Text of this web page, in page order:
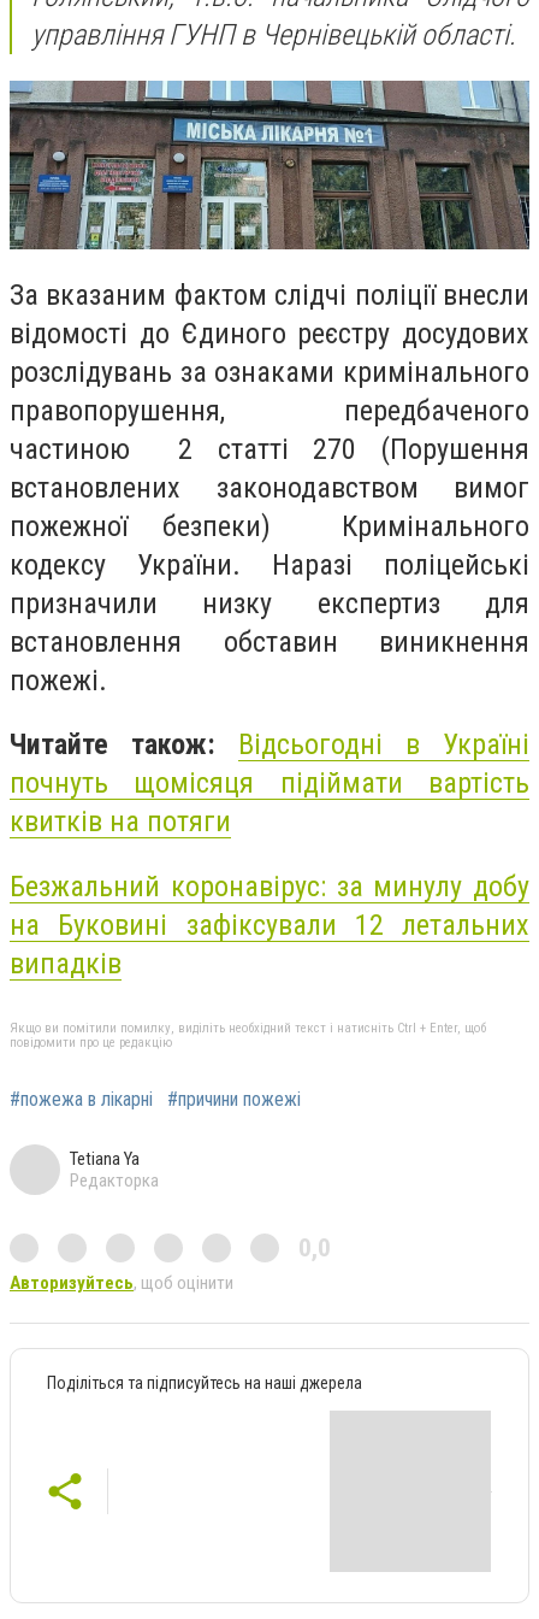
управління ГУНП в Чернівецькій області.
За вказаним фактом слідчі поліції внесли
відомості до Єдиного реєстру досудових
розслідувань за ознаками кримінального
правопорушення, передбаченого
частиною 2 статті 270 (Порушення
встановлених законодавством вимог
пожежної безпеки) Кримінального
кодексу України. Наразі поліцейські
призначили низку експертиз для
встановлення обставин виникнення
пожежі.
Читайте також: Відсьогодні в Україні
почнуть щомісяця підіймати вартість
квитків на потяги
Безжальний коронавірус: за минулу добу
на Буковині зафіксували 12 летальних
випадків
Якщо ви помітили помилку, виділіть необхідний текст і натисніть Ctrl + Enter, щоб
повідомити про це редакцію
#пожежа в лікарні #причини пожежі
Tetiana Ya
Редакторка
0,0
Авторизуйтесь, щоб оцінити
Поділіться та підписуйтесь на наші джерела